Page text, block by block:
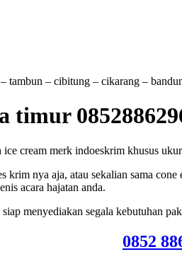
tambun – cibitung – cikarang –
timur
cream merk indoeskrim khusus
nya aja, atau sekalian sama
acara hajatan anda.
menyediakan segala kebutuhan
0852